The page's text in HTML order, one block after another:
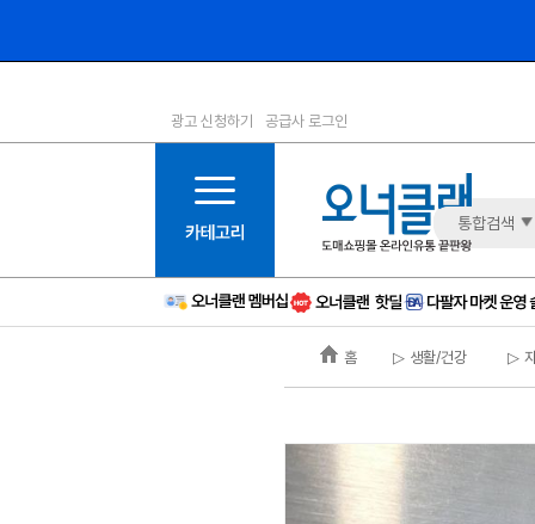
1등급
6등급
11등급
12등급
15등급
16등급
광고 신청하기 공급사 로그인
통합검색
홈 ▷ 생활/건강 ▷